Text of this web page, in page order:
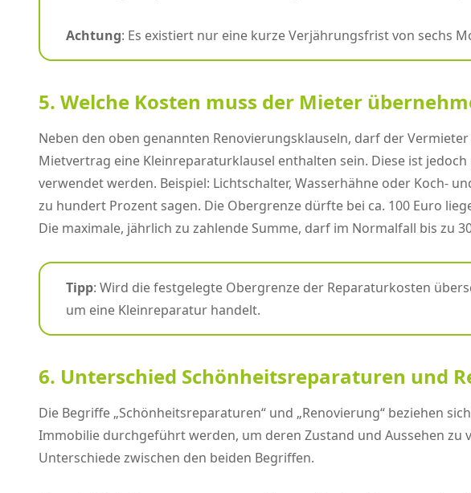
Achtung: Es existiert nur eine kurze Verjährungsfrist von sechs
5. Welche Kosten muss der Mieter
Neben den oben genannten Renovierungsklauseln, darf der
Mietvertrag eine Kleinreparaturklausel enthalten sein. Diese ist
verwendet werden. Beispiel: Lichtschalter, Wasserhähne oder Koch-
zu hundert Prozent sagen. Die Obergrenze dürfte bei ca. 100 Euro
Die maximale, jährlich zu zahlende Summe, darf im Normalfall bis zu
Tipp: Wird die festgelegte Obergrenze der Reparaturkosten
um eine Kleinreparatur handelt.
6. Unterschied Schönheitsreparaturen und
Die Begriffe „Schönheitsreparaturen“ und „Renovierung“ beziehen
Immobilie durchgeführt werden, um deren Zustand und Aussehen zu
Unterschiede zwischen den beiden Begriffen.